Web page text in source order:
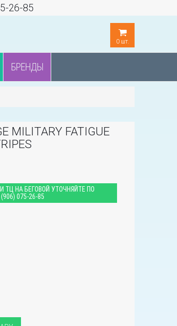
26-85
0шт.
БРЕНДЫ
MILITARY FATIGUE
ТЦ НА БЕГОВОЙ УТОЧНЯЙТЕ ПО
075-26-85